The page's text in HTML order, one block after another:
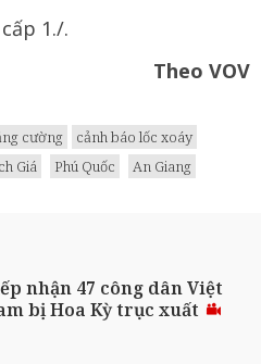
1./.
Theo VOV
cường
cảnh báo lốc xoáy
Giá Phú Quốc
An Giang
nhận 47 công dân Việt
bị Hoa Kỳ trục xuất